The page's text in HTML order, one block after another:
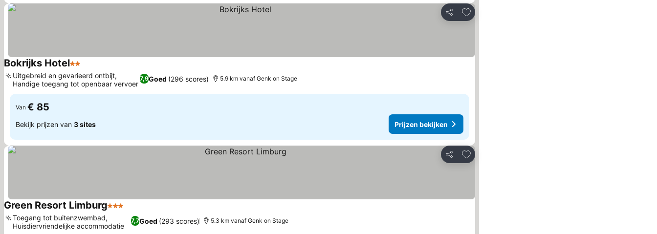
Delen
Toevoegen aan favorieten
Bokrijks Hotel2 Sterren
7,9Goed (296 scores)
Uitgebreid en gevarieerd ontbijt,
Handige toegang tot openbaar vervoer
5.9 km vanaf Genk on Stage
Van € 85
Bekijk prijzen van 3 sites Prijzen bekijken
Delen
Toevoegen aan favorieten
Green Resort Limburg3 Sterren
7,7Goed (293 scores)
Toegang tot buitenzwembad,
Huisdiervriendelijke accommodatie
5.3 km vanaf Genk on Stage